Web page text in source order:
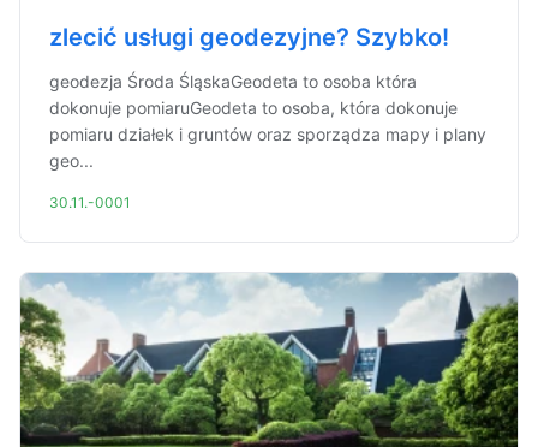
zlecić usługi geodezyjne? Szybko!
geodezja Środa ŚląskaGeodeta to osoba która
dokonuje pomiaruGeodeta to osoba, która dokonuje
pomiaru działek i gruntów oraz sporządza mapy i plany
geo...
30.11.-0001